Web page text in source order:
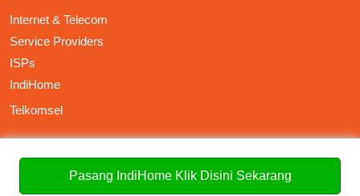
Internet & Telecom
Service Providers
ISPs
IndiHome
Telkomsel
Pasang IndiHome Klik Disini Sekarang